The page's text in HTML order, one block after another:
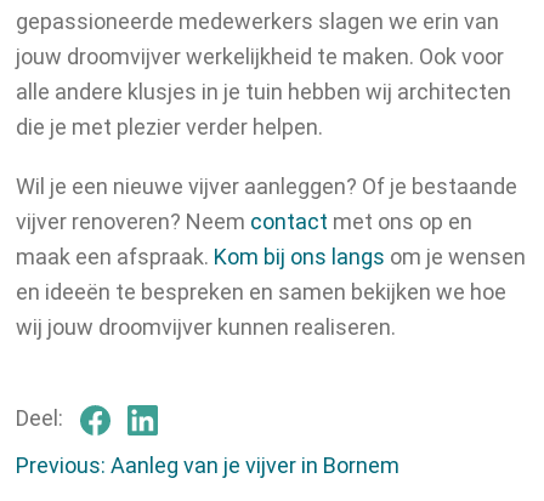
gepassioneerde medewerkers slagen we erin van
jouw droomvijver werkelijkheid te maken. Ook voor
alle andere klusjes in je tuin hebben wij architecten
die je met plezier verder helpen.
Wil je een nieuwe vijver aanleggen? Of je bestaande
vijver renoveren? Neem contact met ons op en
maak een afspraak. Kom bij ons langs om je wensen
en ideeën te bespreken en samen bekijken we hoe
wij jouw droomvijver kunnen realiseren.
Deel:
Berichtnavigatie
Previous: Aanleg van je vijver in Bornem